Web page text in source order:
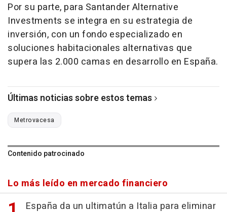
Por su parte, para Santander Alternative
Investments se integra en su estrategia de
inversión, con un fondo especializado en
soluciones habitacionales alternativas que
supera las 2.000 camas en desarrollo en España.
Últimas noticias sobre estos temas
Metrovacesa
Contenido patrocinado
Lo más leído en mercado financiero
España da un ultimatún a Italia para eliminar